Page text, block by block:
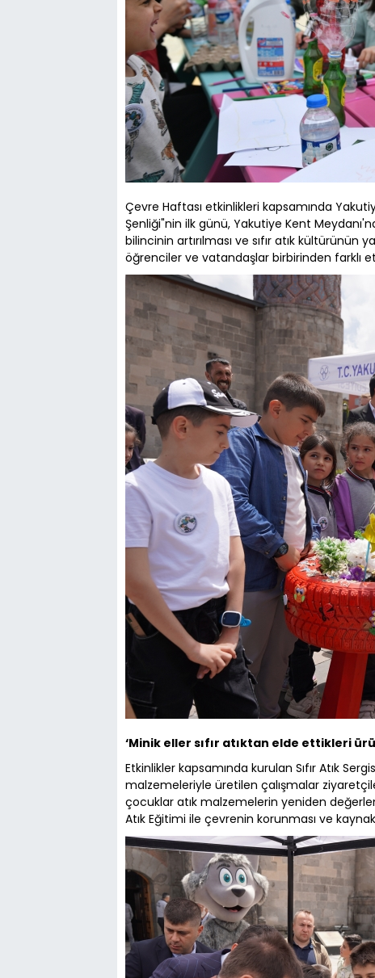
Çevre Haftası etkinlikleri kapsamında
Şenliği"nin ilk günü, Yakutiye Kent
bilincinin artırılması ve sıfır atık kültürünün
öğrenciler ve vatandaşlar birbirinden farklı
‘Minik eller sıfır atıktan elde ettikleri
Etkinlikler kapsamında kurulan Sıfır Atık
malzemeleriyle üretilen çalışmalar
çocuklar atık malzemelerin yeniden
Atık Eğitimi ile çevrenin korunması ve